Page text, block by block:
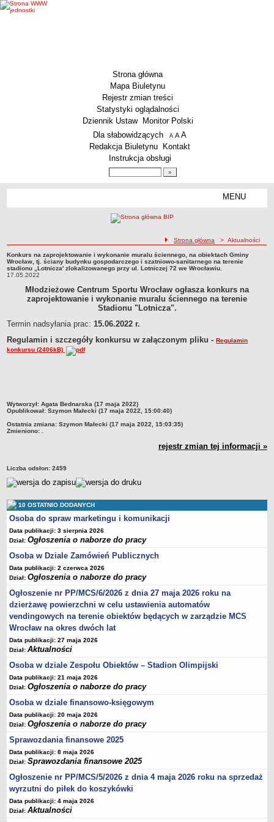
Strona główna
Mapa Biuletynu
Rejestr zmian treści
Statystyki oglądalności
Dziennik Ustaw
Monitor Polski
Menu dodatkowe
Dla słabowidzących A pomniejsz czcionkę
A standardowy rozmiar czcionki
A
Redakcja Biuletynu
Kontakt
Instrukcja obsługi
MENU
KSeF – wystawianie faktur dla MCS Wrocław
Status prawny
Struktura organizacyjna
Kierownictwo
Działalność
Dokumenty organizacyjne
Majątek
Praca
Kontrole
Rejestr wniosków o udostępnienie informacji publicznej
Deklaracja dostępności
Platforma zakupowa
Plan postepowań o udzielenie zamówień na rok 2026
SPRAWOZDANIA
Sprawozdania finansowe 2020
Sprawozdania finansowe 2021
Sprawozdania finansowe 2022
Sprawozdania finansowe 2023
Sprawozdania finansowe 2024
ścieżka nawigacji
Strona główna > Aktualności
Konkurs na zaprojektowanie i wykonanie muralu ściennego, na obiektach Gminy
Wrocław, tj. ściany budynku gospodarczego i szatniowo-sanitarnego na terenie
stadionu „Lotnicza' zlokalizowanego przy ul. Lotniczej 72 we
Konkurs na zaprojektowanie i wykonanie muralu ściennego, na obiektach Gminy
Wrocław, tj. ściany budynku gospodarczego i szatniowo-sanitarnego na terenie
stadionu „Lotnicza' zlokalizowanego przy ul. Lotniczej 72 we Wrocławiu.
17.05.2022
Młodzieżowe Centrum Sportu Wrocław ogłasza konkurs na
zaprojektowanie i wykonanie muralu ściennego na terenie
Stadionu "Lotnicza".
Termin nadsyłania prac:15.06.2022 r.
Regulamin i szczegóły konkursu w załączonym pliku -Regulamin
konkursu (2406kB)
metryczka
Wytworzył: Agata Bednarska (17 maja 2022)
Opublikował: Szymon Małecki (17 maja 2022, 15:00:40)
Ostatnia zmiana: Szymon Małecki (17 maja 2022, 15:03:35)
Zmieniono:
rejestr zmian tej informacji »
Liczba odsłon: 2459
10 OSTATNIO DODANYCH
Osoba do spraw marketingu i komunikacji
Data publikacji: 3 sierpnia 2026
Dział:Ogłoszenia o naborze do pracy
Osoba w Dziale Zamówień Publicznych
Data publikacji: 2 czerwca 2026
Dział:Ogłoszenia o naborze do pracy
Ogłoszenie nr PP/MCS/6/2026 z dnia 27 maja 2026 roku na
dzierżawę powierzchni w celu ustawienia automatów
vendingowych na terenie obiektów będących w zarządzie MCS
Wrocław na okres dwóch lat
Data publikacji: 27 maja 2026
Dział:Aktualności
Osoba w dziale Zespołu Obiektów – Stadion Olimpijski
Data publikacji: 21 maja 2026
Dział:Ogłoszenia o naborze do pracy
Osoba w dziale finansowo-księgowym
Data publikacji: 20 maja 2026
Dział:Ogłoszenia o naborze do pracy
Sprawozdania finansowe 2025
Data publikacji: 8 maja 2026
Dział:Sprawozdania finansowe 2025
Ogłoszenie nr PP/MCS/5/2026 z dnia 4 maja 2026 roku na sprzedaż
wyrzutni do piłek do koszykówki
Data publikacji: 4 maja 2026
Dział:Aktualności